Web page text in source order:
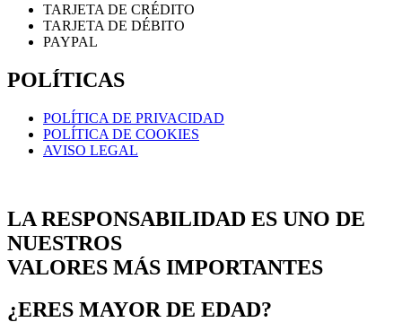
TARJETA DE CRÉDITO
TARJETA DE DÉBITO
PAYPAL
POLÍTICAS
POLÍTICA DE PRIVACIDAD
POLÍTICA DE COOKIES
AVISO LEGAL
LA RESPONSABILIDAD ES UNO DE
NUESTROS
VALORES MÁS IMPORTANTES
¿ERES MAYOR DE EDAD?